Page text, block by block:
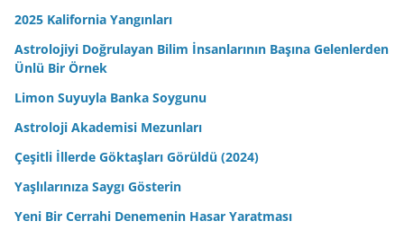
2025 Kalifornia Yangınları
Astrolojiyi Doğrulayan Bilim İnsanlarının Başına Gelenlerden
Ünlü Bir Örnek
Limon Suyuyla Banka Soygunu
Astroloji Akademisi Mezunları
Çeşitli İllerde Göktaşları Görüldü (2024)
Yaşlılarınıza Saygı Gösterin
Yeni Bir Cerrahi Denemenin Hasar Yaratması